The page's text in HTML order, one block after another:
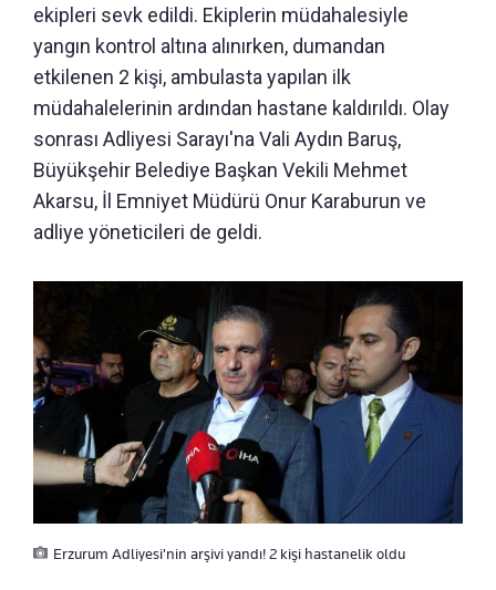
ekipleri sevk edildi. Ekiplerin müdahalesiyle
yangın kontrol altına alınırken, dumandan
etkilenen 2 kişi, ambulasta yapılan ilk
müdahalelerinin ardından hastane kaldırıldı. Olay
sonrası Adliyesi Sarayı'na Vali Aydın Baruş,
Büyükşehir Belediye Başkan Vekili Mehmet
Akarsu, İl Emniyet Müdürü Onur Karaburun ve
adliye yöneticileri de geldi.
Erzurum Adliyesi'nin arşivi yandı! 2 kişi hastanelik oldu